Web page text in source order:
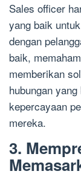
Sales officer
yang baik
dengan
baik,
memberikan
hubungan
kepercayaan
mereka.
3.